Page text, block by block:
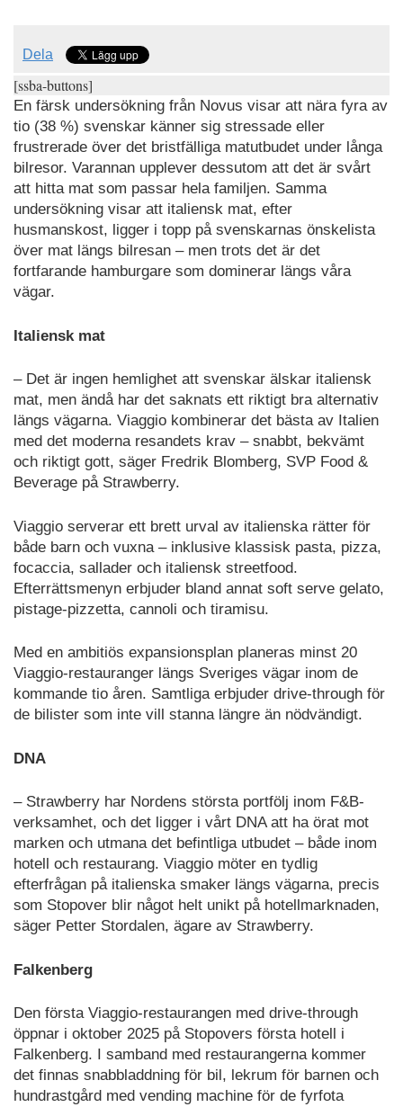
Dela
[ssba-buttons]
En färsk undersökning från Novus visar att nära fyra av
tio (38 %) svenskar känner sig stressade eller
frustrerade över det bristfälliga matutbudet under långa
bilresor. Varannan upplever dessutom att det är svårt
att hitta mat som passar hela familjen. Samma
undersökning visar att italiensk mat, efter
husmanskost, ligger i topp på svenskarnas önskelista
över mat längs bilresan – men trots det är det
fortfarande hamburgare som dominerar längs våra
vägar.
Italiensk mat
– Det är ingen hemlighet att svenskar älskar italiensk
mat, men ändå har det saknats ett riktigt bra alternativ
längs vägarna. Viaggio kombinerar det bästa av Italien
med det moderna resandets krav – snabbt, bekvämt
och riktigt gott, säger Fredrik Blomberg, SVP Food &
Beverage på Strawberry.
Viaggio serverar ett brett urval av italienska rätter för
både barn och vuxna – inklusive klassisk pasta, pizza,
focaccia, sallader och italiensk streetfood.
Efterrättsmenyn erbjuder bland annat soft serve gelato,
pistage-pizzetta, cannoli och tiramisu.
Med en ambitiös expansionsplan planeras minst 20
Viaggio-restauranger längs Sveriges vägar inom de
kommande tio åren. Samtliga erbjuder drive-through för
de bilister som inte vill stanna längre än nödvändigt.
DNA
– Strawberry har Nordens största portfölj inom F&B-
verksamhet, och det ligger i vårt DNA att ha örat mot
marken och utmana det befintliga utbudet – både inom
hotell och restaurang. Viaggio möter en tydlig
efterfrågan på italienska smaker längs vägarna, precis
som Stopover blir något helt unikt på hotellmarknaden,
säger Petter Stordalen, ägare av Strawberry.
Falkenberg
Den första Viaggio-restaurangen med drive-through
öppnar i oktober 2025 på Stopovers första hotell i
Falkenberg. I samband med restaurangerna kommer
det finnas snabbladdning för bil, lekrum för barnen och
hundrastgård med vending machine för de fyrfota